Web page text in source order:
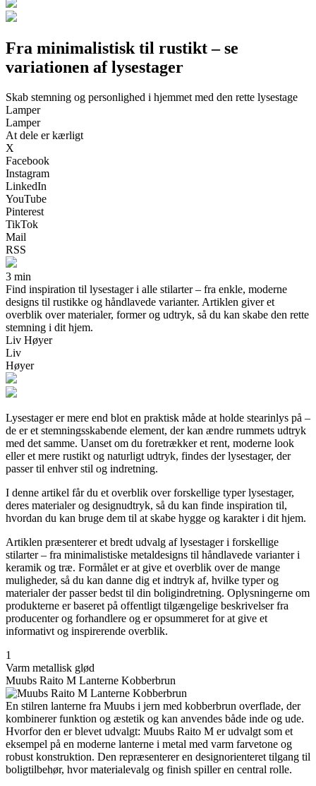
Fra minimalistisk til rustikt – se
variationen af lysestager
Skab stemning og personlighed i hjemmet med den rette lysestage
Lamper
Lamper
At dele er kærligt
X
Facebook
Instagram
LinkedIn
YouTube
Pinterest
TikTok
Mail
RSS
3 min
Find inspiration til lysestager i alle stilarter – fra enkle, moderne
designs til rustikke og håndlavede varianter. Artiklen giver et
overblik over materialer, former og udtryk, så du kan skabe den rette
stemning i dit hjem.
Liv Høyer
Liv
Høyer
Lysestager er mere end blot en praktisk måde at holde stearinlys på –
de er et stemningsskabende element, der kan ændre rummets udtryk
med det samme. Uanset om du foretrækker et rent, moderne look
eller et mere rustikt og naturligt udtryk, findes der lysestager, der
passer til enhver stil og indretning.
I denne artikel får du et overblik over forskellige typer lysestager,
deres materialer og designudtryk, så du kan finde inspiration til,
hvordan du kan bruge dem til at skabe hygge og karakter i dit hjem.
Artiklen præsenterer et bredt udvalg af lysestager i forskellige
stilarter – fra minimalistiske metaldesigns til håndlavede varianter i
keramik og træ. Formålet er at give et overblik over de mange
muligheder, så du kan danne dig et indtryk af, hvilke typer og
materialer der passer bedst til din boligindretning. Oplysningerne om
produkterne er baseret på offentligt tilgængelige beskrivelser fra
producenter og forhandlere og er opsummeret for at give et
informativt og inspirerende overblik.
1
Varm metallisk glød
Muubs Raito M Lanterne Kobberbrun
En stilren lanterne fra Muubs i jern med kobberbrun overflade, der
kombinerer funktion og æstetik og kan anvendes både inde og ude.
Hvorfor den er blevet udvalgt: Muubs Raito M er udvalgt som et
eksempel på en moderne lanterne i metal med varm farvetone og
robust konstruktion. Den repræsenterer en designorienteret tilgang til
boligtilbehør, hvor materialevalg og finish spiller en central rolle.